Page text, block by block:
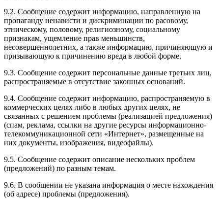
9.2. Сообщение содержит информацию, направленную на
пропаганду ненависти и дискриминации по расовому,
этническому, половому, религиозному, социальному
признакам, ущемление прав меньшинств,
несовершеннолетних, а также информацию, причиняющую и
призывающую к причинению вреда в любой форме.
9.3. Сообщение содержит персональные данные третьих лиц,
распространяемые в отсутствие законных оснований.
9.4. Сообщение содержит информацию, распространяемую в
коммерческих целях либо в любых других целях, не
связанных с решением проблемы (реализацией предложения)
(спам, реклама, ссылки на другие ресурсы информационно-
телекоммуникационной сети «Интернет», размещенные на
них документы, изображения, видеофайлы).
9.5. Сообщение содержит описание нескольких проблем
(предложений) по разным темам.
9.6. В сообщении не указана информация о месте нахождения
(об адресе) проблемы (предложения).